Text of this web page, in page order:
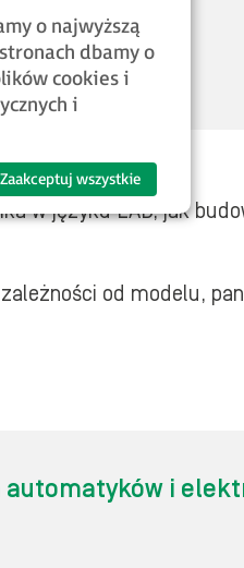
w języku LAD, jak
od modelu,
automatyków i
o najwyższą
dbamy o
cookies i
i
Zaakceptuj wszystkie